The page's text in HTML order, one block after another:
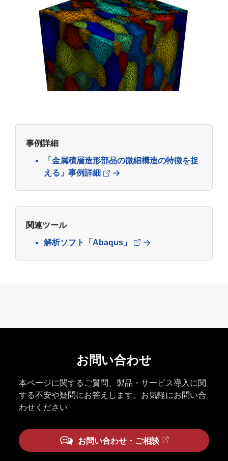
事例詳細
「金属積層造形部品の微細構造の特徴を捉
える」事例詳細
関連ツール
解析ソフト「Abaqus」
お問い合わせ
本ページに関するご質問、製品・サービス導入に関
する不安や疑問にお答えします。お気軽にお問い合
わせください
お問い合わせ・ご相談